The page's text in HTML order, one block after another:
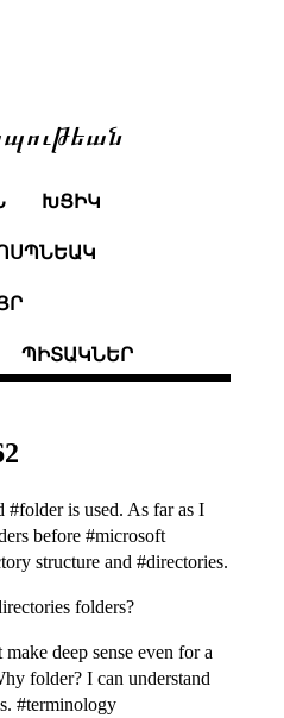
ԽՑԻԿ
ՊԻՏԱԿՆԵՐ
is used. As far as I
before #microsoft
structure and #directories.
folders?
deep sense even for a
folder? I can understand
#terminology